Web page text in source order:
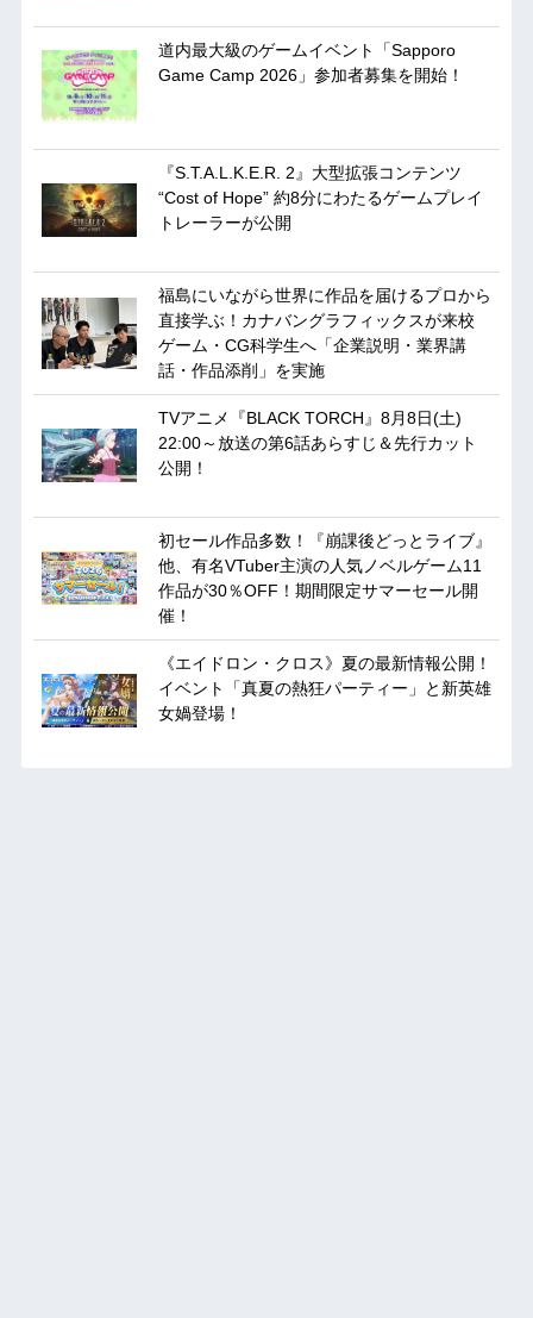
道内最大級のゲームイベント「Sapporo
Game Camp 2026」参加者募集を開始！
『S.T.A.L.K.E.R. 2』大型拡張コンテンツ
“Cost of Hope” 約8分にわたるゲームプレイ
トレーラーが公開
福島にいながら世界に作品を届けるプロから
直接学ぶ！カナバングラフィックスが来校
ゲーム・CG科学生へ「企業説明・業界講
話・作品添削」を実施
TVアニメ『BLACK TORCH』8月8日(土)
22:00～放送の第6話あらすじ＆先行カット
公開！
初セール作品多数！『崩課後どっとライブ』
他、有名VTuber主演の人気ノベルゲーム11
作品が30％OFF！期間限定サマーセール開
催！
《エイドロン・クロス》夏の最新情報公開！
イベント「真夏の熱狂パーティー」と新英雄
女媧登場！